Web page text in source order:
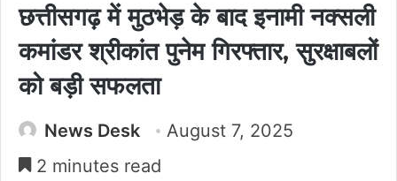
छत्तीसगढ़ में मुठभेड़ के बाद इनामी नक्सली
कमांडर श्रीकांत पुनेम गिरफ्तार, सुरक्षाबलों
को बड़ी सफलता
News Desk
August 7, 2025
2 minutes read